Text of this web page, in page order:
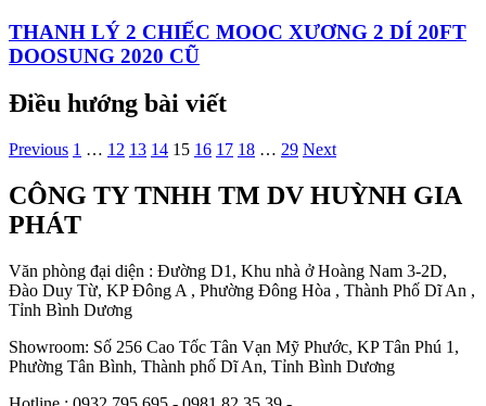
THANH LÝ 2 CHIẾC MOOC XƯƠNG 2 DÍ 20FT
DOOSUNG 2020 CŨ
Điều hướng bài viết
Previous 1 … 12 13 14 15 16 17 18 … 29 Next
CÔNG TY TNHH TM DV HUỲNH GIA
PHÁT
Văn phòng đại diện : Đường D1, Khu nhà ở Hoàng Nam 3-2D,
Đào Duy Từ, KP Đông A , Phường Đông Hòa , Thành Phố Dĩ An ,
Tỉnh Bình Dương
Showroom: Số 256 Cao Tốc Tân Vạn Mỹ Phước, KP Tân Phú 1,
Phường Tân Bình, Thành phố Dĩ An, Tỉnh Bình Dương